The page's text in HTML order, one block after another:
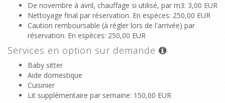
De novembre à avril, chauffage si utilisé, par m3: 3,00 EUR
Nettoyage final par réservation. En espèces: 250,00 EUR
Caution remboursable (à régler lors de l'arrivée) par
réservation. En espèces: 250,00 EUR
Services en option sur demande
Baby sitter
Aide domestique
Cuisinier
Lit supplémentaire par semaine: 150,00 EUR